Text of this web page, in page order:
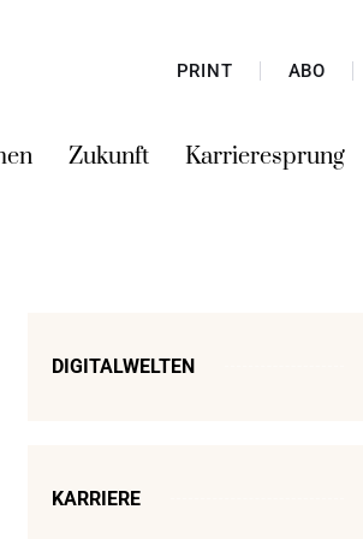
PRINT ABO
Zukunft Karrieresprung
DIGITALWELTEN
KARRIERE